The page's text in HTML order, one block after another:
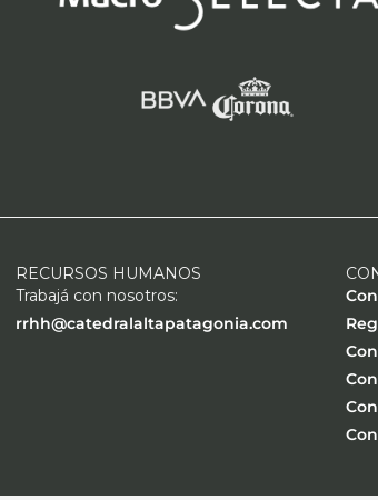
RECURSOS HUMANOS
Trabajá con nosotros:
rrhh@catedralaltapatagonia.com